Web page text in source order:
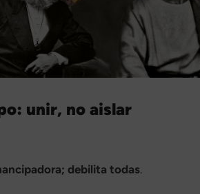
unir, no aislar
debilita todas.